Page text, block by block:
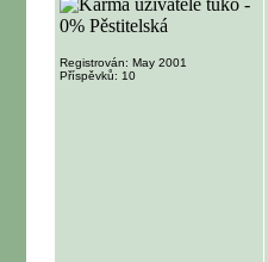
Registrován: May 2001
Příspěvků: 10